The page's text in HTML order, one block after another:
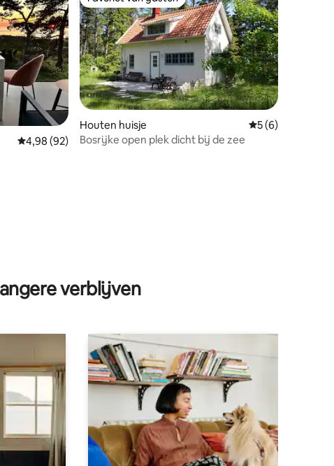
recensies
Gemiddelde beoordeling van 4,98 op 5, 92 recensies
4,98 (92)
Favoriet van gasten
Houten huisje Gemiddelde
5 (6)
Bosrijke open plek dicht bij de zee
verblijven